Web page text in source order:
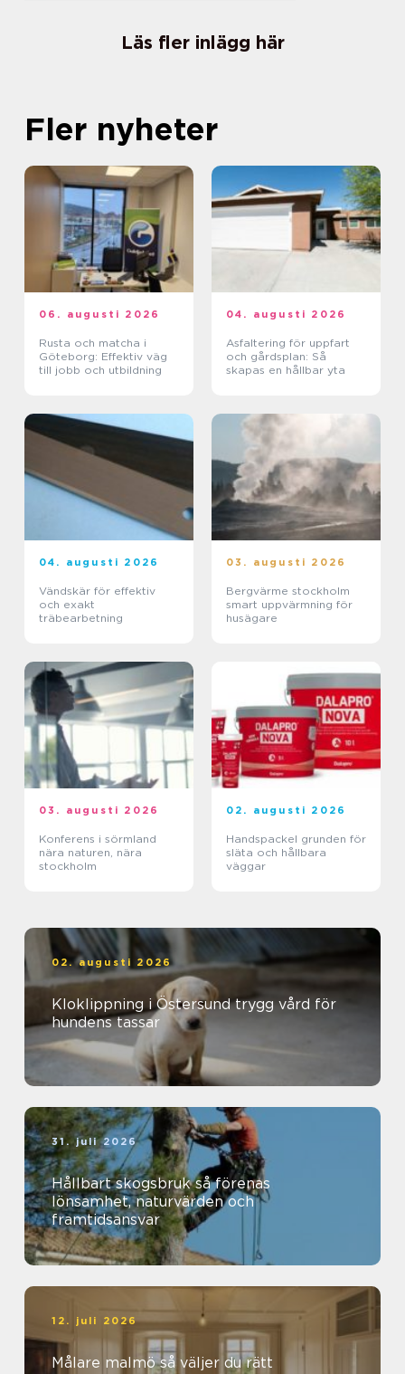
Läs fler inlägg här
Fler nyheter
06. augusti 2026
Rusta och matcha i
Göteborg: Effektiv väg
till jobb och utbildning
04. augusti 2026
Asfaltering för uppfart
och gårdsplan: Så
skapas en hållbar yta
04. augusti 2026
Vändskär för effektiv
och exakt
träbearbetning
03. augusti 2026
Bergvärme stockholm
smart uppvärmning för
husägare
03. augusti 2026
Konferens i sörmland
nära naturen, nära
stockholm
02. augusti 2026
Handspackel grunden för
släta och hållbara
väggar
02. augusti 2026
Kloklippning i Östersund trygg vård för
hundens tassar
31. juli 2026
Hållbart skogsbruk så förenas
lönsamhet, naturvärden och
framtidsansvar
12. juli 2026
Målare malmö så väljer du rätt